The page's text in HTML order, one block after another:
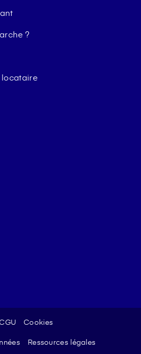
?
locataire
Cookies
Ressources légales